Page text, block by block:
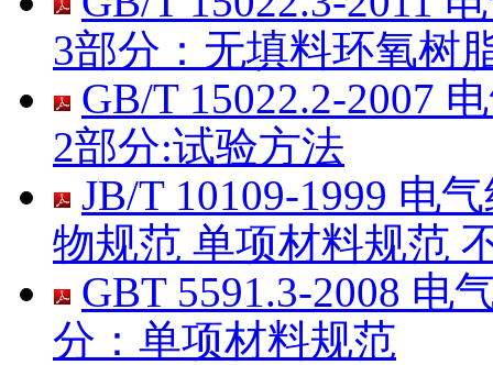
3部分：无填料环氧树
GB/T 15022.2-2007
2部分:试验方法
JB/T 10109-1999 电
物规范 单项材料规范
GBT 5591.3-2008 电
分：单项材料规范